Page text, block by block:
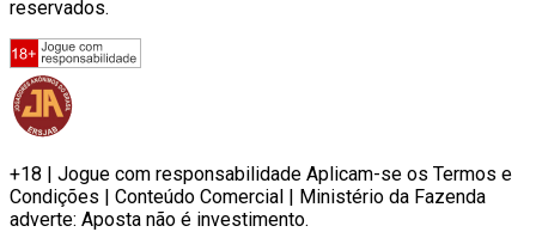
reservados.
+18 | Jogue com responsabilidade Aplicam-se os Termos e
Condições | Conteúdo Comercial | Ministério da Fazenda
adverte: Aposta não é investimento.